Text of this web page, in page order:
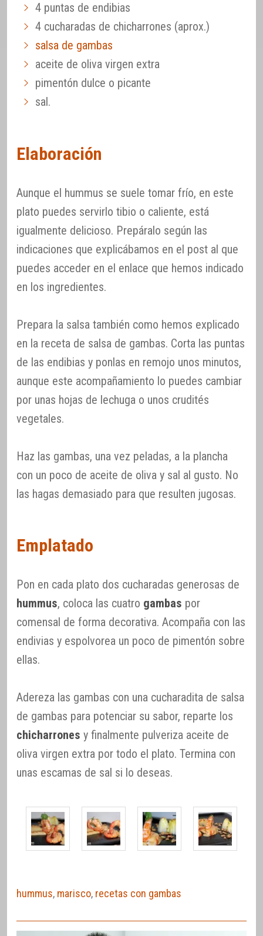
4 puntas de endibias
4 cucharadas de chicharrones (aprox.)
salsa de gambas
aceite de oliva virgen extra
pimentón dulce o picante
sal.
Elaboración
Aunque el hummus se suele tomar frío, en este
plato puedes servirlo tibio o caliente, está
igualmente delicioso. Prepáralo según las
indicaciones que explicábamos en el post al que
puedes acceder en el enlace que hemos indicado
en los ingredientes.
Prepara la salsa también como hemos explicado
en la receta de salsa de gambas. Corta las puntas
de las endibias y ponlas en remojo unos minutos,
aunque este acompañamiento lo puedes cambiar
por unas hojas de lechuga o unos crudités
vegetales.
Haz las gambas, una vez peladas, a la plancha
con un poco de aceite de oliva y sal al gusto. No
las hagas demasiado para que resulten jugosas.
Emplatado
Pon en cada plato dos cucharadas generosas de
hummus, coloca las cuatro gambas por
comensal de forma decorativa. Acompaña con las
endivias y espolvorea un poco de pimentón sobre
ellas.
Adereza las gambas con una cucharadita de salsa
de gambas para potenciar su sabor, reparte los
chicharrones y finalmente pulveriza aceite de
oliva virgen extra por todo el plato. Termina con
unas escamas de sal si lo deseas.
hummus, marisco, recetas con gambas